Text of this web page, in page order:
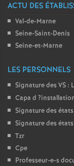
ACTU DES
Val-de-Marne
Seine-Saint-Denis
Seine-et-Marne
LES PERSONNELS
Signature des VS :
Capa d
Signature des états
Signature des états
Tzr
Cpe
Professeur-e-s